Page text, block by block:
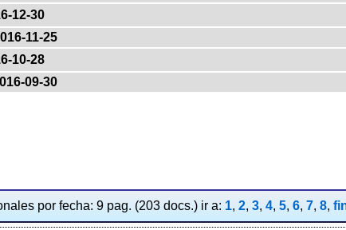
12-30
11-25
10-28
09-30
por fecha: 9 pag. (203 docs.) ir a: 1, 2, 3, 4, 5, 6, 7, 8,